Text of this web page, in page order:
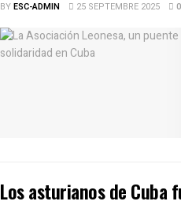
BYESC-ADMIN 25 SEPTEMBRE 2025 0
Los asturianos de Cuba